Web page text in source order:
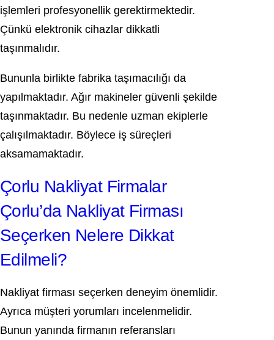
işlemleri profesyonellik gerektirmektedir.
Çünkü elektronik cihazlar dikkatli
taşınmalıdır.
Bununla birlikte fabrika taşımacılığı da
yapılmaktadır. Ağır makineler güvenli şekilde
taşınmaktadır. Bu nedenle uzman ekiplerle
çalışılmaktadır. Böylece iş süreçleri
aksamamaktadır.
Çorlu Nakliyat Firmalar
Çorlu’da Nakliyat Firması
Seçerken Nelere Dikkat
Edilmeli?
Nakliyat firması seçerken deneyim önemlidir.
Ayrıca müşteri yorumları incelenmelidir.
Bunun yanında firmanın referansları